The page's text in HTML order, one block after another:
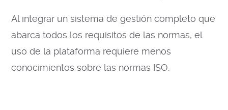
Al integrar un sistema de gestión completo que
abarca todos los requisitos de las normas, el
uso de la plataforma requiere menos
conocimientos sobre las normas ISO.